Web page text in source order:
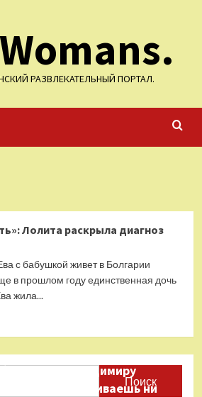
РАЗВЛЕКАТЕЛЬНЫЙ ПОРТАЛ.
Лолита раскрыла диагноз
с бабушкой живет в Болгарии
в прошлом году единственная дочь
жила...
к Владимиру
не расстраиваешь ни